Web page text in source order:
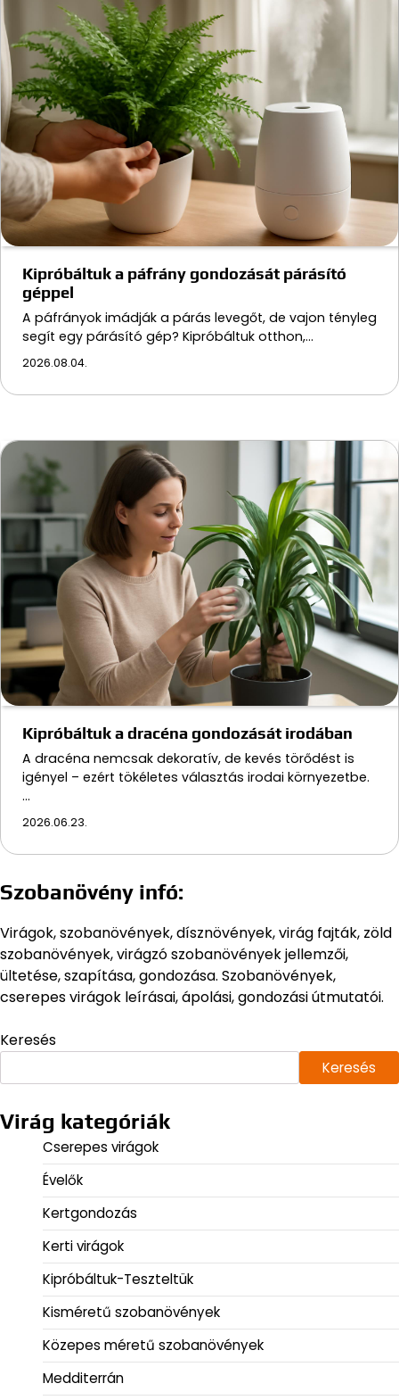
Kipróbáltuk a páfrány gondozását párásító
géppel
A páfrányok imádják a párás levegőt, de vajon tényleg
segít egy párásító gép? Kipróbáltuk otthon,…
2026.08.04.
Kipróbáltuk a dracéna gondozását irodában
A dracéna nemcsak dekoratív, de kevés törődést is
igényel – ezért tökéletes választás irodai környezetbe.
…
2026.06.23.
Szobanövény infó:
Virágok, szobanövények, dísznövények, virág fajták, zöld
szobanövények, virágzó szobanövények jellemzői,
ültetése, szapítása, gondozása. Szobanövények,
cserepes virágok leírásai, ápolási, gondozási útmutatói.
Keresés
Keresés
Virág kategóriák
Cserepes virágok
Évelők
Kertgondozás
Kerti virágok
Kipróbáltuk-Teszteltük
Kisméretű szobanövények
Közepes méretű szobanövények
Medditerrán